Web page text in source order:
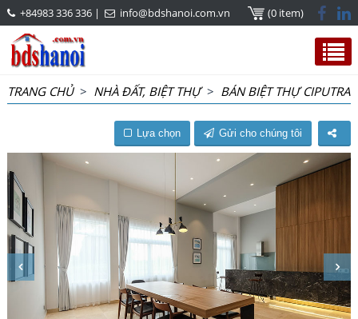
+84983 336 336| info@bdshanoi.com.vn (0 item)
TRANG CHỦ> NHÀ ĐẤT, BIỆT THỰ> BÁN BIỆT THỰ CIPUTRA
Lựa chọn Gửi cho chúng tôi